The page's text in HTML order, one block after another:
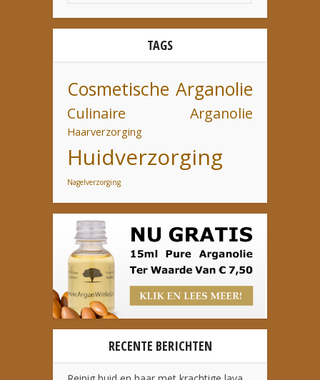
TAGS
Cosmetische Arganolie
Culinaire Arganolie
Haarverzorging
Huidverzorging
Nagelverzorging
RECENTE BERICHTEN